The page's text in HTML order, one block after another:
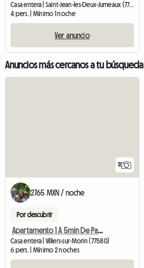
Casa entera | Saint-Jean-les-Deux-Jumeaux (77660)
4 pers. | Mínimo 1 noche
Ver anuncio
Anuncios más cercanos a tu búsqueda
12
2765 MXN / noche
Por descubrir
Apartamento 1 A 5min De Paris Disney
Casa entera | Villiers-sur-Morin (77580)
6 pers. | Mínimo 2 noches